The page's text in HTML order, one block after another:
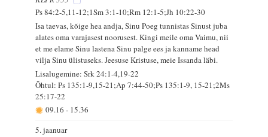
Ps 84:2-5,11-12;1Sm 3:1-10;Rm 12:1-5;Jh 10:22-30
Isa taevas, kõige hea andja, Sinu Poeg tunnistas Sinust juba
alates oma varajasest noorusest. Kingi meile oma Vaimu, nii
et me elame Sinu lastena Sinu palge ees ja kanname head
vilja Sinu ülistuseks. Jeesuse Kristuse, meie Issanda läbi.
Lisalugemine: Srk 24:1-4,19-22
Õhtul: Ps 135:1-9,15-21;Ap 7:44-50;Ps 135:1-9, 15-21;2Ms
25:17-22
09.16- 15.36
5. jaanuar